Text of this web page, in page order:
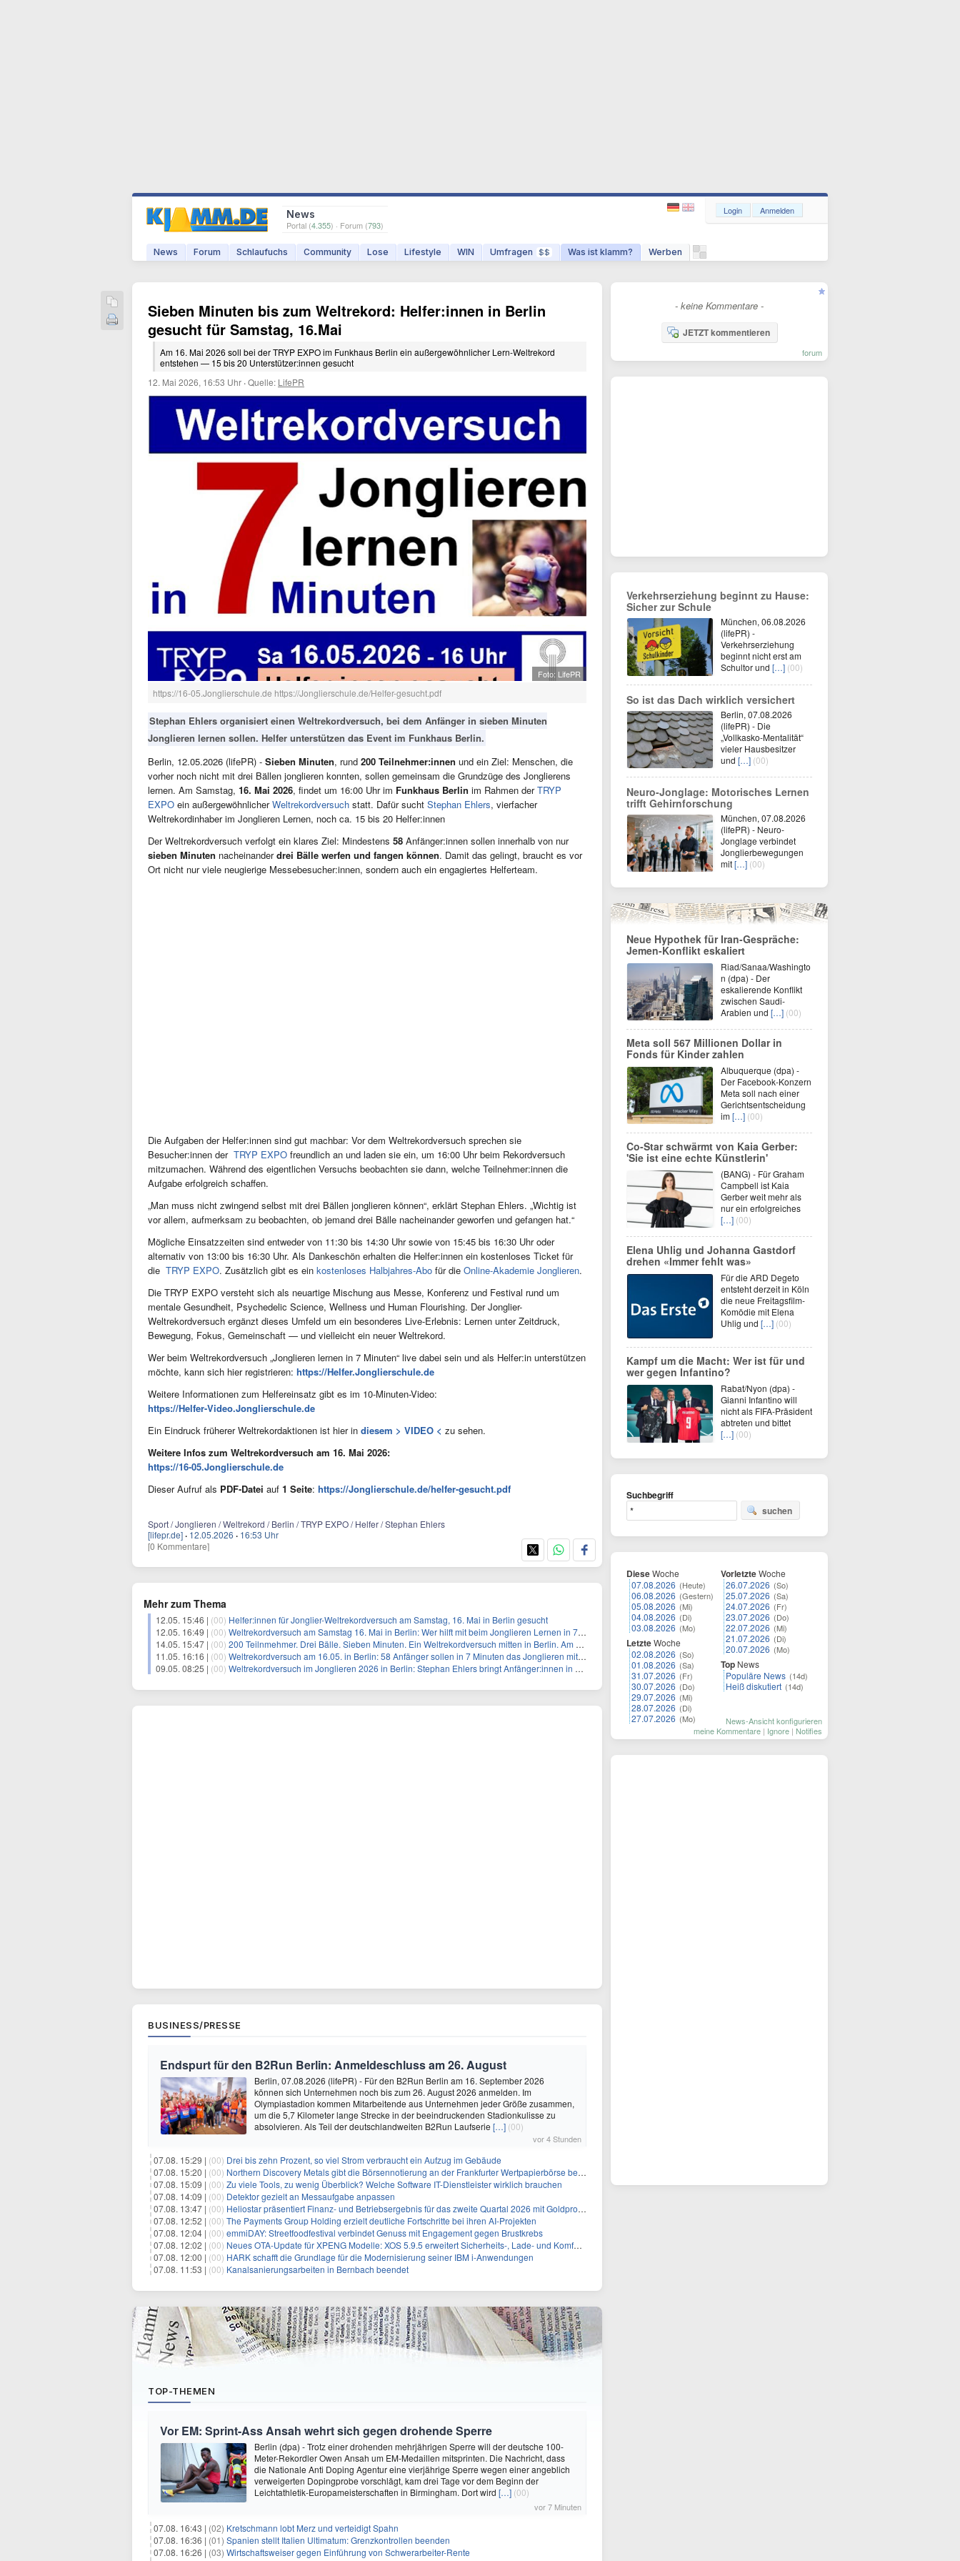
News
Portal (4.355) · Forum (793)
News Forum Schlaufuchs Community Lose Lifestyle WIN Umfragen $$ Was ist klamm? Werben
Login Anmelden
Sieben Minuten bis zum Weltrekord: Helfer:innen in Berlin
gesucht für Samstag, 16.Mai
Am 16. Mai 2026 soll bei der TRYP EXPO im Funkhaus Berlin ein außergewöhnlicher Lern-Weltrekord
entstehen — 15 bis 20 Unterstützer:innen gesucht
12. Mai 2026, 16:53 Uhr ·Quelle: LifePR
Foto: LifePR
https://16-05.Jonglierschule.de https://Jonglierschule.de/Helfer-gesucht.pdf
Stephan Ehlers organisiert einen Weltrekordversuch, bei dem Anfänger in sieben Minuten
Jonglieren lernen sollen. Helfer unterstützen das Event im Funkhaus Berlin.
Berlin, 12.05.2026 (lifePR) - Sieben Minuten, rund 200 Teilnehmer:innen und ein Ziel: Menschen, die
vorher noch nicht mit drei Bällen jonglieren konnten, sollen gemeinsam die Grundzüge des Jonglierens
lernen. Am Samstag, 16. Mai 2026, findet um 16:00 Uhr im Funkhaus Berlin im Rahmen derTRYP
EXPO ein außergewöhnlicherWeltrekordversuch statt. Dafür sucht Stephan Ehlers, vierfacher
Weltrekordinhaber im Jonglieren Lernen, noch ca. 15 bis 20 Helfer:innen
Der Weltrekordversuch verfolgt ein klares Ziel: Mindestens 58 Anfänger:innen sollen innerhalb von nur
sieben Minuten nacheinanderdrei Bälle werfen und fangen können. Damit das gelingt, braucht es vor
Ort nicht nur viele neugierige Messebesucher:innen, sondern auch ein engagiertes Helferteam.
Die Aufgaben der Helfer:innen sind gut machbar: Vor dem Weltrekordversuch sprechen sie
Besucher:innen der TRYP EXPO freundlich an und laden sie ein, um 16:00 Uhr beim Rekordversuch
mitzumachen. Während des eigentlichen Versuchs beobachten sie dann, welche Teilnehmer:innen die
Aufgabe erfolgreich schaffen.
„Man muss nicht zwingend selbst mit drei Bällen jonglieren können“, erklärt Stephan Ehlers. „Wichtig ist
vor allem, aufmerksam zu beobachten, ob jemand drei Bälle nacheinander geworfen und gefangen hat.“
Mögliche Einsatzzeiten sind entweder von 11:30 bis 14:30 Uhr sowie von 15:45 bis 16:30 Uhr oder
alternativ von 13:00 bis 16:30 Uhr. Als Dankeschön erhalten die Helfer:innen ein kostenloses Ticket für
die TRYP EXPO. Zusätzlich gibt es ein kostenloses Halbjahres-Abo für die Online-Akademie Jonglieren.
Die TRYP EXPO versteht sich als neuartige Mischung aus Messe, Konferenz und Festival rund um
mentale Gesundheit, Psychedelic Science, Wellness und Human Flourishing. Der Jonglier-
Weltrekordversuch ergänzt dieses Umfeld um ein besonderes Live-Erlebnis: Lernen unter Zeitdruck,
Bewegung, Fokus, Gemeinschaft — und vielleicht ein neuer Weltrekord.
Wer beim Weltrekordversuch „Jonglieren lernen in 7 Minuten“ live dabei sein und als Helfer:in unterstützen
möchte, kann sich hier registrieren: https://Helfer.Jonglierschule.de
Weitere Informationen zum Helfereinsatz gibt es im 10-Minuten-Video:
https://Helfer-Video.Jonglierschule.de
Ein Eindruck früherer Weltrekordaktionen ist hier in diesem > VIDEO < zu sehen.
Weitere Infos zum Weltrekordversuch am 16. Mai 2026:
https://16-05.Jonglierschule.de
Dieser Aufruf als PDF-Datei auf 1 Seite: https://Jonglierschule.de/helfer-gesucht.pdf
Sport / Jonglieren / Weltrekord / Berlin / TRYP EXPO / Helfer / Stephan Ehlers
[lifepr.de] · 12.05.2026 · 16:53 Uhr
[0 Kommentare]
Mehr zum Thema
12.05. 15:46 | (00) Helfer:innen für Jonglier-Weltrekordversuch am Samstag, 16. Mai in Berlin gesucht
12.05. 16:49 | (00) Weltrekordversuch am Samstag 16. Mai in Berlin: Wer hilft mit beim Jonglieren Lernen in 7 Minuten?
14.05. 15:47 | (00) 200 Teilnmehmer. Drei Bälle. Sieben Minuten. Ein Weltrekordversuch mitten in Berlin. Am Samstag, 16.Mai
11.05. 16:16 | (00) Weltrekordversuch am 16.05. in Berlin: 58 Anfänger sollen in 7 Minuten das Jonglieren mit 3 Bällen lernen
09.05. 08:25 | (00) Weltrekordversuch im Jonglieren 2026 in Berlin: Stephan Ehlers bringt Anfänger:innen in 7 Minuten das Jonglieren bei
BUSINESS/PRESSE
Endspurt für den B2Run Berlin: Anmeldeschluss am 26. August
Berlin, 07.08.2026 (lifePR) - Für den B2Run Berlin am 16. September 2026
können sich Unternehmen noch bis zum 26. August 2026 anmelden. Im
Olympiastadion kommen Mitarbeitende aus Unternehmen jeder Größe zusammen,
um die 5,7 Kilometer lange Strecke in der beeindruckenden Stadionkulisse zu
absolvieren. Als Teil der deutschlandweiten B2Run Laufserie […] (00)
vor 4 Stunden
07.08. 15:29 | (00) Drei bis zehn Prozent, so viel Strom verbraucht ein Aufzug im Gebäude
07.08. 15:20 | (00) Northern Discovery Metals gibt die Börsennotierung an der Frankfurter Wertpapierbörse bekannt
07.08. 15:09 | (00) Zu viele Tools, zu wenig Überblick? Welche Software IT-Dienstleister wirklich brauchen
07.08. 14:09 | (00) Detektor gezielt an Messaufgabe anpassen
07.08. 13:47 | (00) Heliostar präsentiert Finanz- und Betriebsergebnis für das zweite Quartal 2026 mit Goldproduktion und Barreserven in Rekordhöhe
07.08. 12:52 | (00) The Payments Group Holding erzielt deutliche Fortschritte bei ihren AI-Projekten
07.08. 12:04 | (00) emmiDAY: Streetfoodfestival verbindet Genuss mit Engagement gegen Brustkrebs
07.08. 12:02 | (00) Neues OTA-Update für XPENG Modelle: XOS 5.9.5 erweitert Sicherheits-, Lade- und Komfortfunktionen
07.08. 12:00 | (00) HARK schafft die Grundlage für die Modernisierung seiner IBM i-Anwendungen
07.08. 11:53 | (00) Kanalsanierungsarbeiten in Bernbach beendet
TOP-THEMEN
Vor EM: Sprint-Ass Ansah wehrt sich gegen drohende Sperre
Berlin (dpa) - Trotz einer drohenden mehrjährigen Sperre will der deutsche 100-
Meter-Rekordler Owen Ansah um EM-Medaillen mitsprinten. Die Nachricht, dass
die Nationale Anti Doping Agentur eine vierjährige Sperre wegen einer angeblich
verweigerten Dopingprobe vorschlägt, kam drei Tage vor dem Beginn der
Leichtathletik-Europameisterschaften in Birmingham. Dort wird […] (00)
vor 7 Minuten
07.08. 16:43 | (02) Kretschmann lobt Merz und verteidigt Spahn
07.08. 16:36 | (01) Spanien stellt Italien Ultimatum: Grenzkontrollen beenden
07.08. 16:26 | (03) Wirtschaftsweiser gegen Einführung von Schwerarbeiter-Rente
- keine Kommentare -
JETZT kommentieren
forum
Verkehrserziehung beginnt zu Hause:
Sicher zur Schule
München, 06.08.2026
(lifePR) -
Verkehrserziehung
beginnt nicht erst am
Schultor und […] (00)
So ist das Dach wirklich versichert
Berlin, 07.08.2026
(lifePR) - Die
„Vollkasko-Mentalität“
vieler Hausbesitzer
und […] (00)
Neuro-Jonglage: Motorisches Lernen
trifft Gehirnforschung
München, 07.08.2026
(lifePR) - Neuro-
Jonglage verbindet
Jonglierbewegungen
mit[…] (00)
Neue Hypothek für Iran-Gespräche:
Jemen-Konflikt eskaliert
Riad/Sanaa/Washingto
n (dpa) - Der
eskalierende Konflikt
zwischen Saudi-
Arabien und […] (00)
Meta soll 567 Millionen Dollar in
Fonds für Kinder zahlen
Albuquerque (dpa) -
Der Facebook-Konzern
Meta soll nach einer
Gerichtsentscheidung
im[…] (00)
Co-Star schwärmt von Kaia Gerber:
'Sie ist eine echte Künstlerin'
(BANG) - Für Graham
Campbell ist Kaia
Gerber weit mehr als
nur ein erfolgreiches
[…] (00)
Elena Uhlig und Johanna Gastdorf
drehen «Immer fehlt was»
Für die ARD Degeto
entsteht derzeit in Köln
die neue Freitagsfilm-
Komödie mit Elena
Uhlig und […] (00)
Kampf um die Macht: Wer ist für und
wer gegen Infantino?
Rabat/Nyon (dpa) -
Gianni Infantino will
nicht als FIFA-Präsident
abtreten und bittet
[…] (00)
Suchbegriff
suchen
DieseWoche
07.08.2026 (Heute)
06.08.2026 (Gestern)
05.08.2026 (Mi)
04.08.2026 (Di)
03.08.2026 (Mo)
LetzteWoche
02.08.2026 (So)
01.08.2026 (Sa)
31.07.2026 (Fr)
30.07.2026 (Do)
29.07.2026 (Mi)
28.07.2026 (Di)
27.07.2026 (Mo)
VorletzteWoche
26.07.2026 (So)
25.07.2026 (Sa)
24.07.2026 (Fr)
23.07.2026 (Do)
22.07.2026 (Mi)
21.07.2026 (Di)
20.07.2026 (Mo)
Top News
Populäre News (14d)
Heiß diskutiert (14d)
News-Ansicht konfigurieren
meine Kommentare | Ignore | Notifies